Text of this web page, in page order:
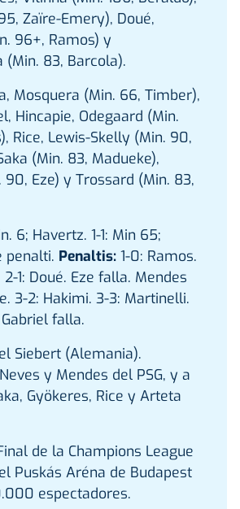
Zaïre-Emery), Doué,
96+, Ramos) y
(Min. 83, Barcola).
Mosquera (Min. 66, Timber),
Hincapie, Odegaard (Min.
Rice, Lewis-Skelly (Min. 90,
(Min. 83, Madueke),
90, Eze) y Trossard (Min. 83,
6; Havertz. 1-1: Min 65;
penalti. Penaltis: 1-0: Ramos.
2-1: Doué. Eze falla. Mendes
3-2: Hakimi. 3-3: Martinelli.
falla.
Siebert (Alemania).
y Mendes del PSG, y a
Gyökeres, Rice y Arteta
de la Champions League
Puskás Aréna de Budapest
espectadores.